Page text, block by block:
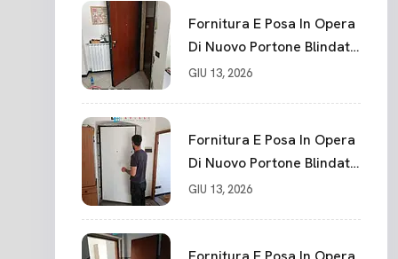
Fornitura E Posa In Opera
Di Nuovo Portone Blindato
La Spezia
GIU 13, 2026
Fornitura E Posa In Opera
Di Nuovo Portone Blindato
Classe 3 Sicurezza
GIU 13, 2026